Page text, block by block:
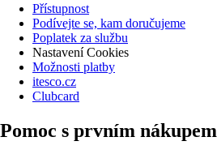
Přístupnost
Podívejte se, kam doručujeme
Poplatek za službu
Nastavení Cookies
Možnosti platby
itesco.cz
Clubcard
Pomoc s prvním nákupem